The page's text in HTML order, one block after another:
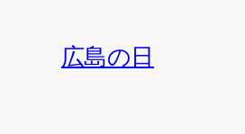
広島の日